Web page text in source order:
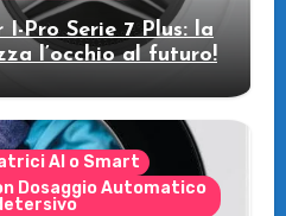
I-Pro Serie 7 Plus: la
l’occhio al futuro!
AI o Smart
Dosaggio Automatico